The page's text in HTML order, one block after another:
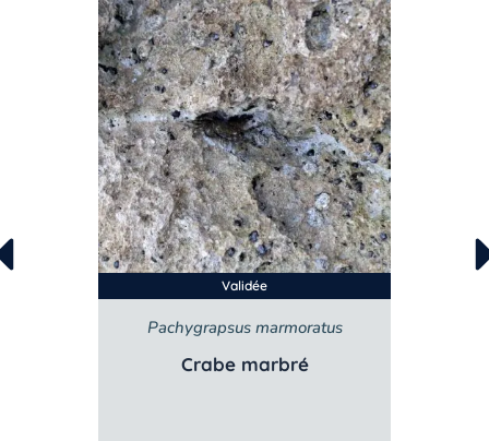
Validée
Pachygrapsus marmoratus
Crabe marbré